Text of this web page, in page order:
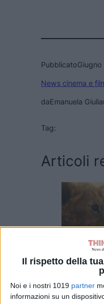
Il rispetto della
Noi e i nostri 1019 partner
informazioni su un
Pubblicato
News cinema e
daEmanuela
Tag:
Articoli